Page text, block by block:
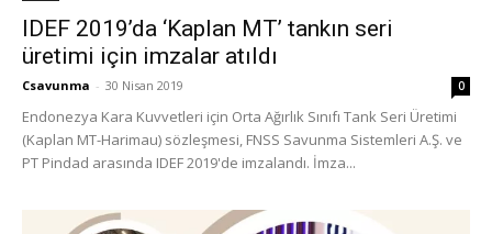
IDEF 2019’da ‘Kaplan MT’ tankın seri
üretimi için imzalar atıldı
Csavunma - 30 Nisan 2019 0
Endonezya Kara Kuvvetleri için Orta Ağırlık Sınıfı Tank Seri Üretimi
(Kaplan MT-Harimau) sözleşmesi, FNSS Savunma Sistemleri A.Ş. ve
PT Pindad arasında IDEF 2019'de imzalandı. İmza...